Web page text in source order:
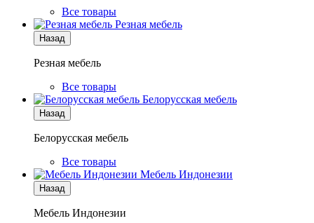
Все товары
Резная мебель
Назад
Резная мебель
Все товары
Белорусская мебель
Назад
Белорусская мебель
Все товары
Мебель Индонезии
Назад
Мебель Индонезии